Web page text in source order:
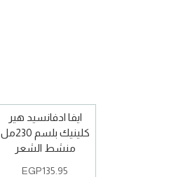
ايفا ادفانسيد هير
كلينيك بلسم 230مل
منشط الشعر
EGP135.95